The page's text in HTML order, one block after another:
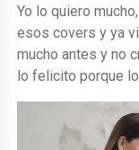
Yo lo quiero
esos covers y ya
mucho antes y no
lo felicito porque